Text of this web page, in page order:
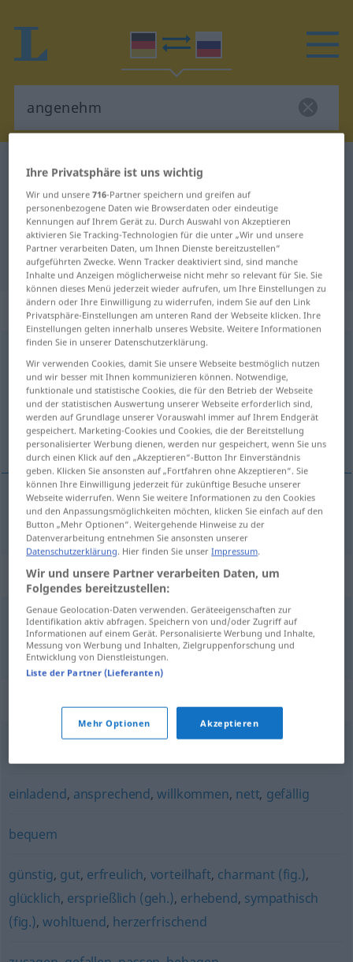
Deutsch-Russisch Wörterbuch
Deutsch-Russisch Übersetzung für
"angenehm"
"angenehm" Russisch Übersetzung
„angenehm“
Übersicht aller Übersetzungen
(Für mehr Details die Übersetzung anklicken/antippen)
приятный
приятный, -ен angenehm
Beispielsätze für "angenehm"
es istimmerhinnicht angenehm
этовсёженеприятно
Synonyme für "angenehm"
einladend, ansprechend,willkommen, nett, gefällig
bequem
günstig, gut, erfreulich, vorteilhaft, charmant (fig.),
glücklich, ersprießlich (geh.), erhebend, sympathisch
(fig.),wohltuend, herzerfrischend
Ihre Privatsphäre ist uns wichtig
Wir und unsere716-Partner speichern und greifen auf
personenbezogene Daten wie Browserdaten oder eindeutige
Kennungen auf Ihrem Gerät zu. Durch Auswahl von Akzeptieren
aktivieren Sie Tracking-Technologien für die unter „Wir und unsere
Partner verarbeiten Daten, um Ihnen Dienste bereitzustellen“
aufgeführten Zwecke. Wenn Tracker deaktiviert sind, sind manche
Inhalte und Anzeigen möglicherweise nicht mehr so relevant für Sie. Sie
können dieses Menü jederzeit wieder aufrufen, um Ihre Einstellungen zu
ändern oder Ihre Einwilligung zu widerrufen, indem Sie auf den Link
Privatsphäre-Einstellungen am unteren Rand der Webseite klicken. Ihre
Einstellungen gelten innerhalb unseres Website. Weitere Informationen
finden Sie in unserer Datenschutzerklärung.
Wir verwenden Cookies, damit Sie unsere Webseite bestmöglich nutzen
und wir besser mit Ihnen kommunizieren können. Notwendige,
funktionale und statistische Cookies, die für den Betrieb der Webseite
und der statistischen Auswertung unserer Webseite erforderlich sind,
werden auf Grundlage unserer Vorauswahl immer auf Ihrem Endgerät
gespeichert. Marketing-Cookies und Cookies, die der Bereitstellung
personalisierter Werbung dienen, werden nur gespeichert, wenn Sie uns
durch einen Klick auf den „Akzeptieren“-Button Ihr Einverständnis
geben. Klicken Sie ansonsten auf „Fortfahren ohne Akzeptieren“. Sie
können Ihre Einwilligung jederzeit für zukünftige Besuche unserer
Webseite widerrufen. Wenn Sie weitere Informationen zu den Cookies
und den Anpassungsmöglichkeiten möchten, klicken Sie einfach auf den
Button „Mehr Optionen“. Weitergehende Hinweise zu der
Datenverarbeitung entnehmen Sie ansonsten unserer
Datenschutzerklärung. Hier finden Sie unserImpressum.
Wir und unsere Partner verarbeiten Daten, um
Folgendes bereitzustellen:
Genaue Geolocation-Daten verwenden. Geräteeigenschaften zur
Identifikation aktiv abfragen. Speichern von und/oder Zugriff auf
Informationen auf einem Gerät. Personalisierte Werbung und Inhalte,
Messung von Werbung und Inhalten, Zielgruppenforschung und
Entwicklung von Dienstleistungen.
Liste der Partner (Lieferanten)
Mehr Optionen Akzeptieren